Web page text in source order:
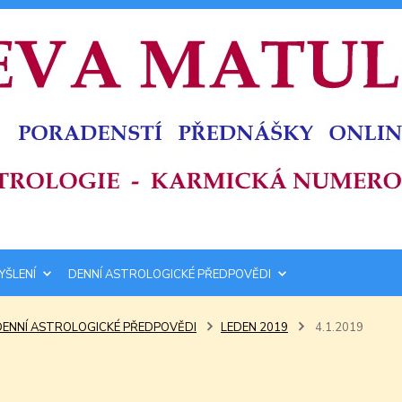
DENNÍ ASTROLOGICKÉ PŘEDPOVĚDI
ASTROLOGICKÉ PŘEDPOVĚDI LEDEN 2019 4.1.2019